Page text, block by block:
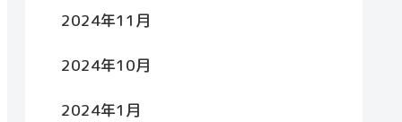
2024年11月
2024年10月
2024年1月